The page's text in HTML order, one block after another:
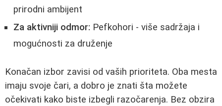
prirodni ambijent
Za aktivniji odmor: Pefkohori - više sadržaja i
mogućnosti za druženje
Konačan izbor zavisi od vaših prioriteta. Oba mesta
imaju svoje čari, a dobro je znati šta možete
očekivati kako biste izbegli razočarenja. Bez obzira